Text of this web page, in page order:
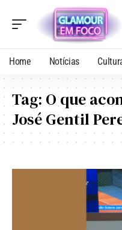
Home Notícias
Tag: O que
José Gentil